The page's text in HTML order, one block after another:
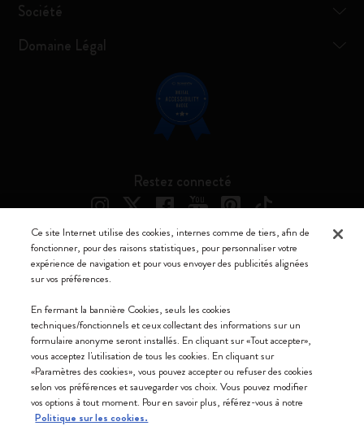
Société
Domaine Légal
Restez connecté
Nous acceptons
Moleskine ® est une marque enregistrée de Moleskine Srl a socio unico
Italia - P. IVA / CCIAA n. 07234480965 - REA MI 1945400 - Cap.
Soc. €2.181.513,42
Ce site Internet utilise des cookies, internes comme de tiers, afin de
fonctionner, pour des raisons statistiques, pour personnaliser votre
expérience de navigation et pour vous envoyer des publicités alignées
sur vos préférences.
En fermant la bannière Cookies, seuls les cookies
techniques/fonctionnels et ceux collectant des informations sur un
formulaire anonyme seront installés. En cliquant sur «Tout accepter»,
vous acceptez l'utilisation de tous les cookies. En cliquant sur
«Paramètres des cookies», vous pouvez accepter ou refuser des cookies
selon vos préférences et sauvegarder vos choix. Vous pouvez modifier
vos options à tout moment. Pour en savoir plus, référez-vous à notre
Politique sur les cookies.